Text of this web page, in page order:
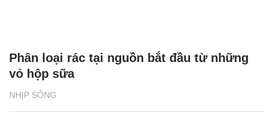
NHỊP SỐNG
Phân loại rác tại nguồn bắt đầu từ những
vỏ hộp sữa